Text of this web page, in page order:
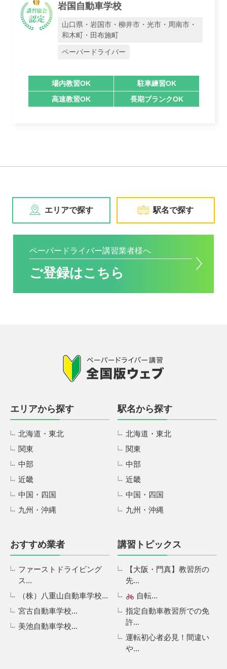
岩国自動車学校
山口県・岩国市・柳井市・光市・周南市・
和木町・田布施町
ペーパードライバー
場内教習OK
駐車練習OK
高速教習OK
長期ブランクOK
エリアで探す 駅名で探す
ペーパードライバー講習業者様へ
ご登録はこちら
エリアから探す
北海道・東北
関東
中部
近畿
中国・四国
九州・沖縄
駅名から探す
北海道・東北
関東
中部
近畿
中国・四国
九州・沖縄
おすすめ業者
ファーストドライビング
ス...
（株）八重山自動車学校...
宮古自動車学校...
美池自動車学校...
講習トピックス
【大阪・門真】教習所の
先...
自転...
指定自動車教習所での免
許...
運転初心者必見！間違い
や...